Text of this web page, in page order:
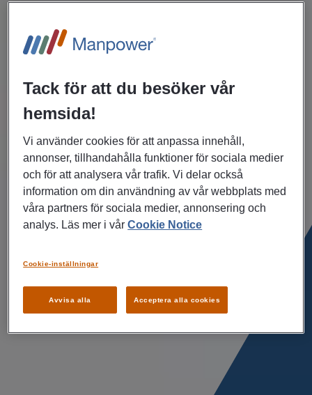
Tack för att du besöker vår
hemsida!
Vi använder cookies för att anpassa innehåll,
annonser, tillhandahålla funktioner för sociala medier
och för att analysera vår trafik. Vi delar också
information om din användning av vår webbplats med
våra partners för sociala medier, annonsering och
analys. Läs mer i vårCookie Notice
Avvisa alla Acceptera alla cookies
Cookie-inställningar